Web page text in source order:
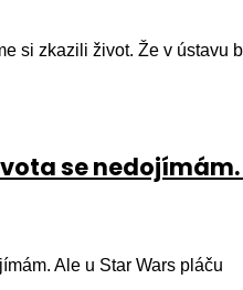
si zkazili život. Že v ústavu
se
Ale u Star Wars pláču